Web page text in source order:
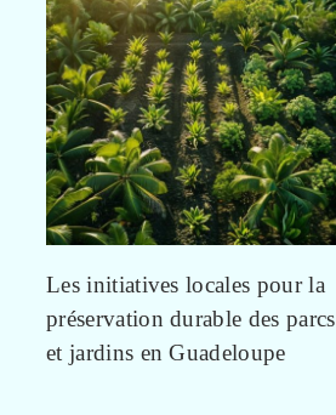
Les initiatives locales pour la
préservation durable des parcs
et jardins en Guadeloupe